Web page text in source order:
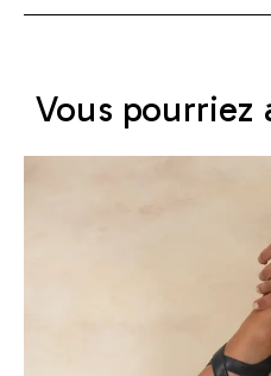
Vous pourriez